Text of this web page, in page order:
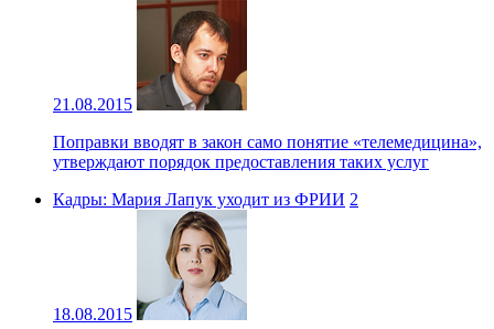
21.08.2015
Поправки вводят в закон само понятие «телемедицина»,
утверждают порядок предоставления таких услуг
Кадры: Мария Лапук уходит из ФРИИ 2
18.08.2015